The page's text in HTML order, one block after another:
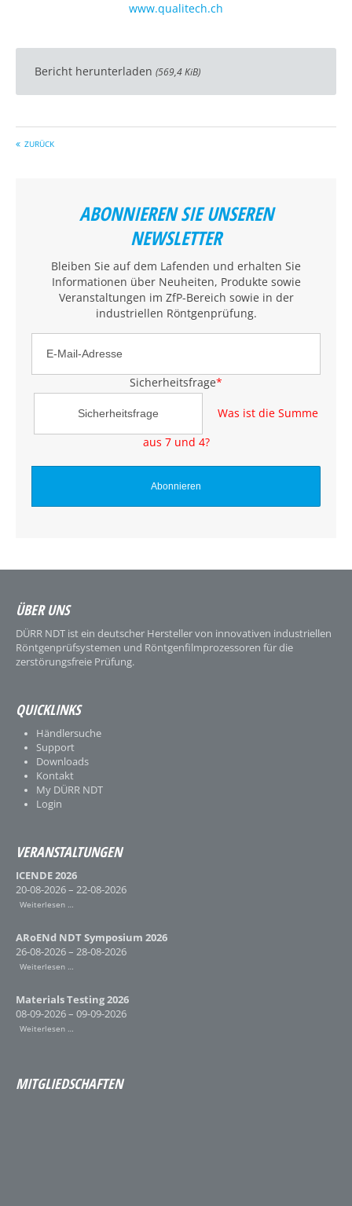
www.qualitech.ch
Bericht herunterladen (569,4 KiB)
ZURÜCK
ABONNIEREN SIE UNSEREN
NEWSLETTER
Bleiben Sie auf dem Lafenden und erhalten Sie
Informationen über Neuheiten, Produkte sowie
Veranstaltungen im ZfP-Bereich sowie in der
industriellen Röntgenprüfung.
Sicherheitsfrage*
Was ist die Summe
aus 7 und 4?
ÜBER UNS
DÜRR NDT ist ein deutscher Hersteller von innovativen industriellen
Röntgenprüfsystemen und Röntgenfilmprozessoren für die
zerstörungsfreie Prüfung.
QUICKLINKS
Händlersuche
Support
Downloads
Kontakt
My DÜRR NDT
Login
VERANSTALTUNGEN
ICENDE 2026
20-08-2026 – 22-08-2026
Weiterlesen …
ARoENd NDT Symposium 2026
26-08-2026 – 28-08-2026
Weiterlesen …
Materials Testing 2026
08-09-2026 – 09-09-2026
Weiterlesen …
MITGLIEDSCHAFTEN